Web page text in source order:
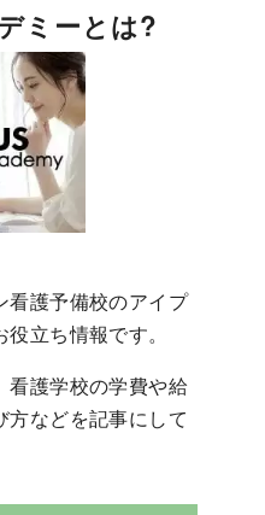
ミーとは?
看護予備校のアイプ
立ち情報です。
看護学校の学費や給
方などを記事にして